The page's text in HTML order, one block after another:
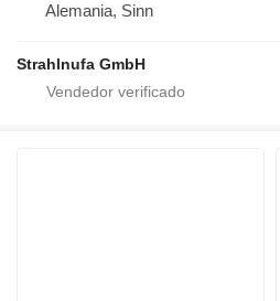
Alemania, Sinn
Strahlnufa GmbH